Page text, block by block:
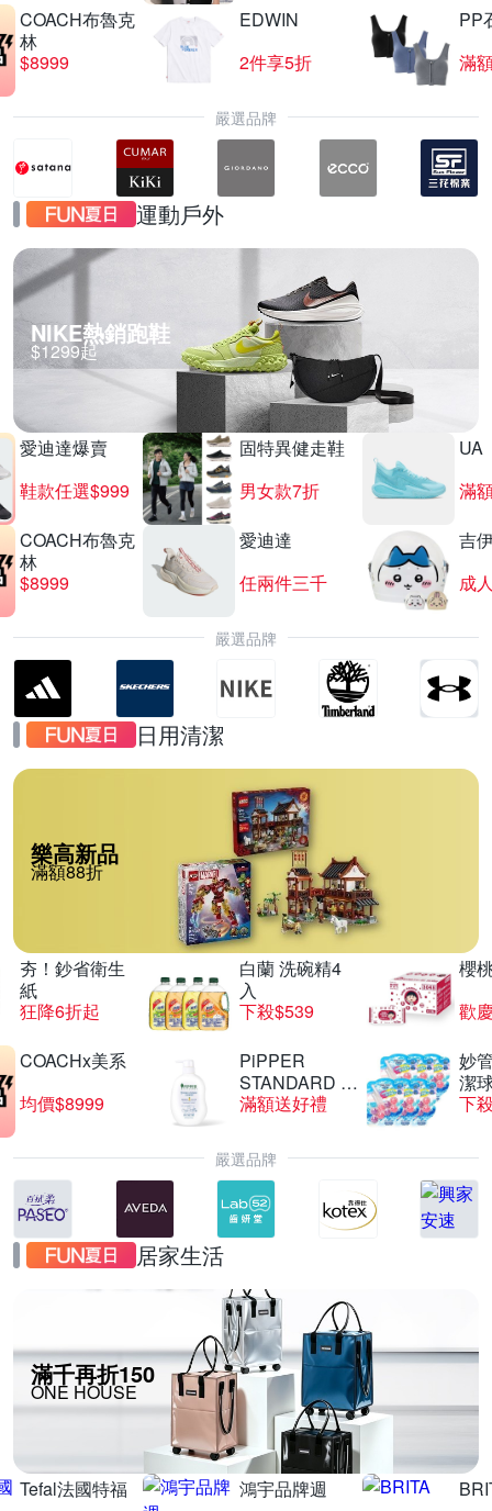
COACH布魯克
林
$8999
EDWIN
2件享5折
PP
滿
嚴選品牌
運動戶外
NIKE熱銷跑鞋
$1299起
愛迪達爆賣
鞋款任選$999
固特異健走鞋
男女款7折
UA
滿
COACH布魯克
林
$8999
愛迪達
任兩件三千
吉
嚴選品牌
日用清潔
樂高新品
滿額88折
夯！鈔省衛生
紙
狂降6折起
白蘭 洗碗精4
入
下殺$539
櫻
歡
COACHx美系
均價$8999
PiPPER
STANDARD 沛
柏
滿額送好禮
妙
潔
下
嚴選品牌
居家生活
滿千再折150
ONE HOUSE
Tefal法國特福
鴻宇品牌週